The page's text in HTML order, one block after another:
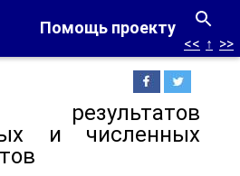
Помощь проекту
<< ↑ >>
результатов
и численных